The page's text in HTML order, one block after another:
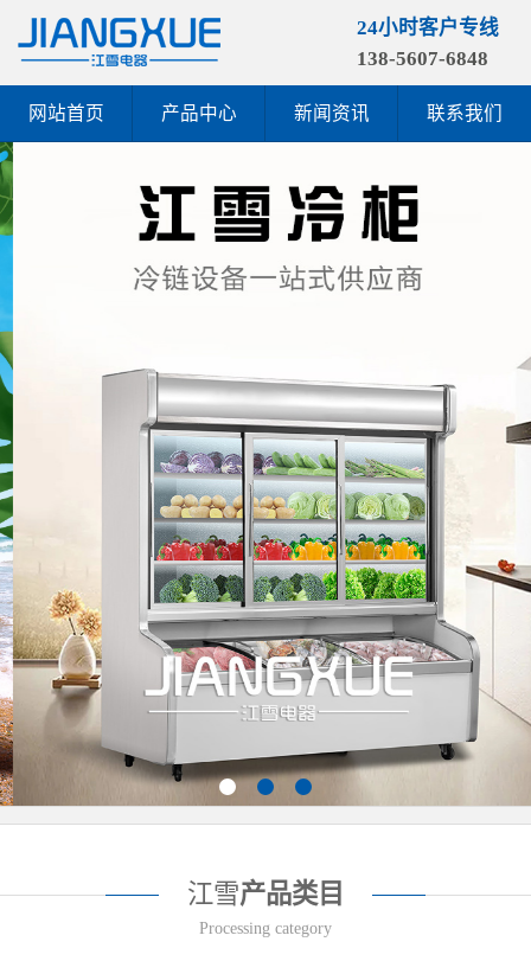
24小时客户专线
138-5607-6848
网站首页 产品中心 新闻资讯 联系我们
江雪产品类目
Processing category